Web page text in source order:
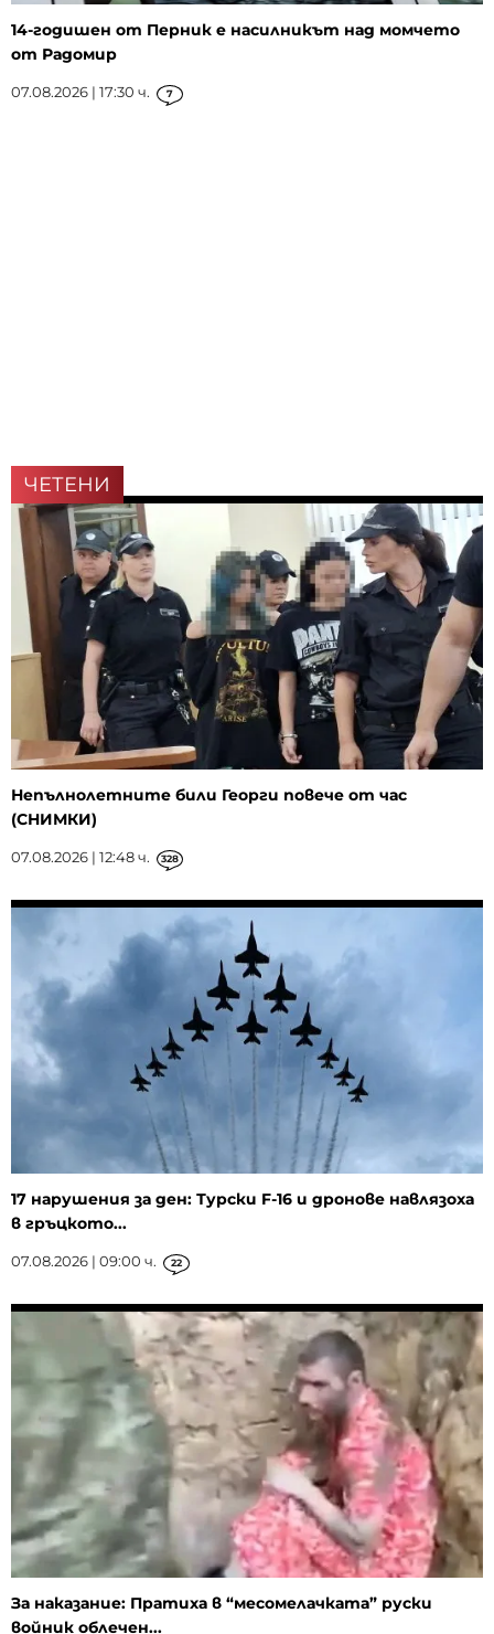
14-годишен от Перник е насилникът над момчето
от Радомир
07.08.2026 | 17:30 ч. 7
ЧЕТЕНИ
Непълнолетните били Георги повече от час
(СНИМКИ)
07.08.2026 | 12:48 ч. 328
17 нарушения за ден: Турски F-16 и дронове навлязоха
в гръцкото...
07.08.2026 | 09:00 ч. 22
За наказание: Пратиха в “месомелачката” руски
войник облечен...